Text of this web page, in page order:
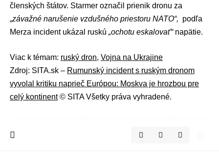
členských štátov. Starmer označil prienik dronu za
„závažné narušenie vzdušného priestoru NATO“, podľa
Merza incident ukázal ruskú „ochotu eskalovať“napätie.
Viac k témam: ruský dron, Vojna na Ukrajine
Zdroj: SITA.sk – Rumunský incident s ruským dronom
vyvolal kritiku naprieč Európou: Moskva je hrozbou pre
celý kontinent© SITA Všetky práva vyhradené.